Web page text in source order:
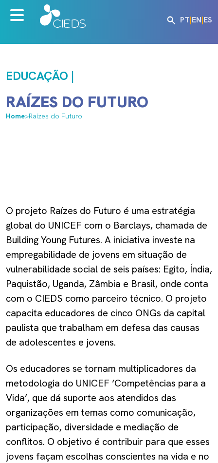
PT|EN|ES
EDUCAÇÃO |
RAÍZES DO FUTURO
Home>Raízes do Futuro
O projeto Raízes do Futuro é uma estratégia
global do UNICEF com o Barclays, chamada de
Building Young Futures. A iniciativa investe na
empregabilidade de jovens em situação de
vulnerabilidade social de seis países: Egito, Índia,
Paquistão, Uganda, Zâmbia e Brasil, onde conta
com o CIEDS como parceiro técnico. O projeto
capacita educadores de cinco ONGs da capital
paulista que trabalham em defesa das causas
de adolescentes e jovens.
Os educadores se tornam multiplicadores da
metodologia do UNICEF ‘Competências para a
Vida’, que dá suporte aos atendidos das
organizações em temas como comunicação,
participação, diversidade e mediação de
conflitos. O objetivo é contribuir para que esses
jovens façam escolhas conscientes na vida e no